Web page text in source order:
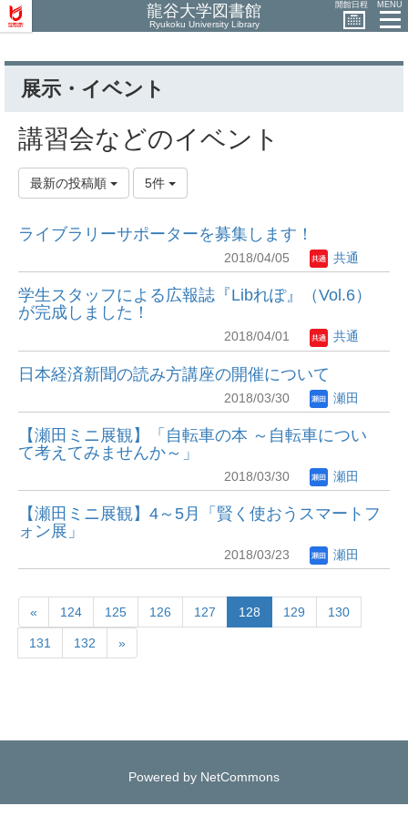
龍谷大学図書館
Ryukoku University Library
開館日程 MENU
展示・イベント
講習会などのイベント
最新の投稿順 5件
ライブラリーサポーターを募集します！
2018/04/05 共通
学生スタッフによる広報誌『Libれぽ』（Vol.6）
が完成しました！
2018/04/01 共通
日本経済新聞の読み方講座の開催について
2018/03/30 瀬田
【瀬田ミニ展観】「自転車の本 ～自転車につい
て考えてみませんか～」
2018/03/30 瀬田
【瀬田ミニ展観】4～5月「賢く使おうスマートフ
ォン展」
2018/03/23 瀬田
« 124 125 126 127 128 129 130
131 132 »
Powered by NetCommons